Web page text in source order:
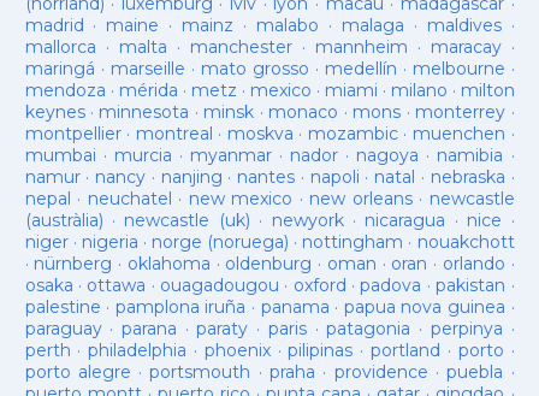
madrid · maine · mainz · malabo · malaga · maldives·
mallorca · malta · manchester· mannheim · maracay·
maringá · marseille · mato grosso · medellín · melbourne ·
mendoza · mérida · metz · mexico · miami · milano · milton
keynes· minnesota · minsk · monaco · mons · monterrey ·
montpellier· montreal · moskva · mozambic· muenchen ·
mumbai · murcia · myanmar· nador · nagoya · namibia ·
namur· nancy · nanjing · nantes · napoli · natal · nebraska ·
nepal · neuchatel · new mexico · new orleans· newcastle
(austràlia) · newcastle (uk) · newyork· nicaragua · nice ·
niger· nigeria · norge (noruega) · nottingham · nouakchott
· nürnberg · oklahoma · oldenburg · oman · oran · orlando ·
osaka · ottawa · ouagadougou · oxford ·padova ·pakistan ·
palestine · pamplona iruña · panama · papua nova guinea ·
paraguay· parana ·paraty · paris·patagonia · perpinya ·
perth ·philadelphia · phoenix·pilipinas ·portland · porto ·
porto alegre ·portsmouth ·praha · providence ·puebla ·